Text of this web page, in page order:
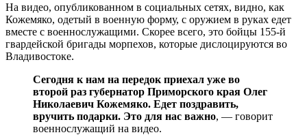
На видео, опубликованном в социальных сетях, видно, как
Кожемяко, одетый в военную форму, с оружием в руках едет
вместе с военнослужащими. Скорее всего, это бойцы 155-й
гвардейской бригады морпехов, которые дислоцируются во
Владивостоке.
Сегодня к нам на передок приехал уже во
второй раз губернатор Приморского края Олег
Николаевич Кожемяко. Едет поздравить,
вручить подарки. Это для нас важно, — говорит
военнослужащий на видео.